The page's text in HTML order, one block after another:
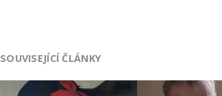
SOUVISEJÍCÍ ČLÁNKY